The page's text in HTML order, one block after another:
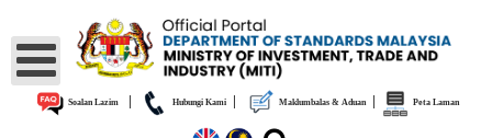
Soalan Lazim| Hubungi Kami| Maklumbalas & Aduan| Peta Laman